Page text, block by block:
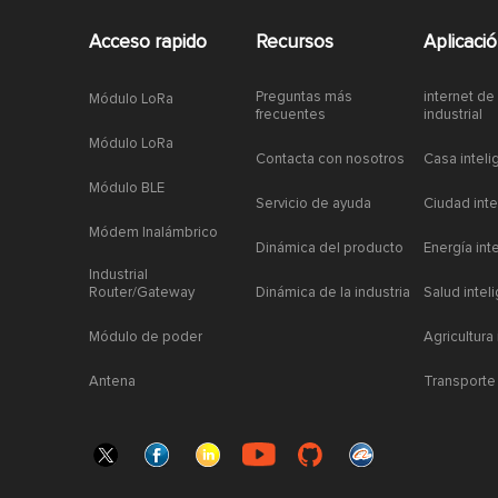
Acceso rapido
Módulo LoRa
Módulo LoRa
Módulo BLE
Módem Inalámbrico
Industrial
Router/Gateway
Módulo de poder
Antena
Recursos
Preguntas más
frecuentes
Contacta con nosotros
Servicio de ayuda
Dinámica del producto
Dinámica de la industria
internet de
industrial
Casa
Ciudad
Energía
Salud
Agricultura